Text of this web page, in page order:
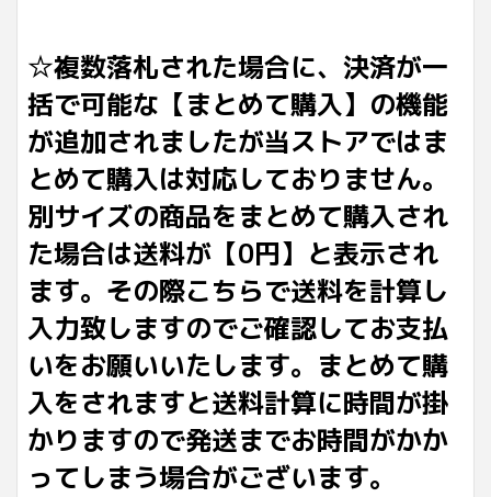
☆複数落札された場合に、決済が一
括で可能な【まとめて購入】の機能
が追加されましたが当ストアではま
とめて購入は対応しておりません。
別サイズの商品をまとめて購入され
た場合は送料が【0円】と表示され
ます。その際こちらで送料を計算し
入力致しますのでご確認してお支払
いをお願いいたします。まとめて購
入をされますと送料計算に時間が掛
かりますので発送までお時間がかか
ってしまう場合がございます。